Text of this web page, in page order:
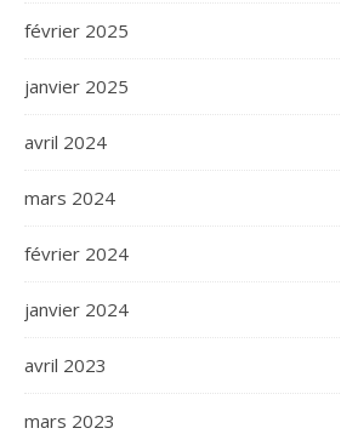
février 2025
janvier 2025
avril 2024
mars 2024
février 2024
janvier 2024
avril 2023
mars 2023